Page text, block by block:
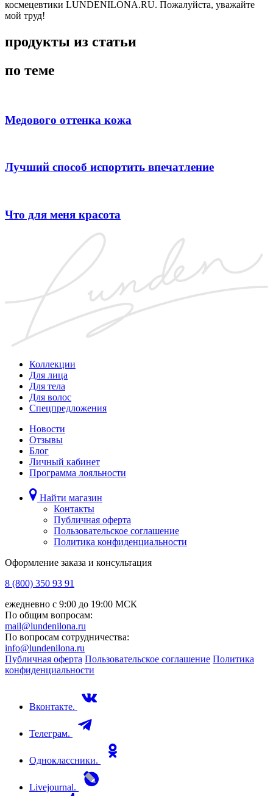
космецевтики LUNDENILONA.RU. Пожалуйста, уважайте
мой труд!
продукты из статьи
по теме
Медового оттенка кожа
Лучший способ испортить впечатление
Что для меня красота
Коллекции
Для лица
Для тела
Для волос
Спецпредложения
Новости
Отзывы
Блог
Личный кабинет
Программа лояльности
Найти магазин
Контакты
Публичная оферта
Пользовательское соглашение
Политика конфиденциальности
Оформление заказа и консультация
8 (800) 350 93 91
ежедневно с 9:00 до 19:00 МСК
По общим вопросам:
mail@lundenilona.ru
По вопросам сотрудничества:
info@lundenilona.ru
Публичная оферта Пользовательское соглашение Политика
конфиденциальности
Вконтакте.
Телеграм.
Одноклассники.
Livejournal.